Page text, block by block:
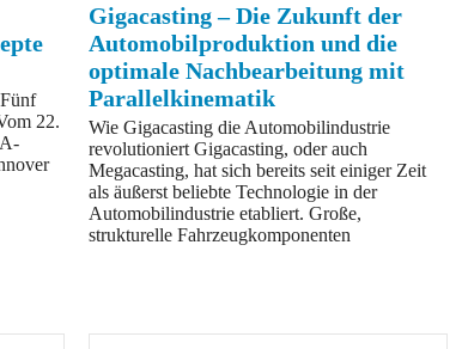
22.
Gigacasting – Die Zukunft der
Automobilproduktion und die
optimale Nachbearbeitung mit
Parallelkinematik
Wie Gigacasting die Automobilindustrie
revolutioniert Gigacasting, oder auch
Megacasting, hat sich bereits seit einiger Zeit
als äußerst beliebte Technologie in der
Automobilindustrie etabliert. Große,
strukturelle Fahrzeugkomponenten